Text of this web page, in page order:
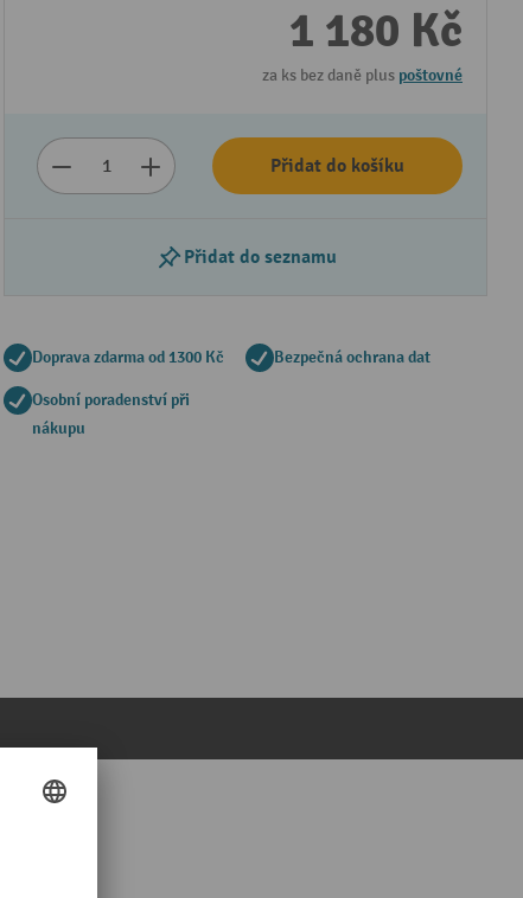
1 180 Kč
za ks bez daně plus poštovné
Přidat do košíku
Přidat do seznamu
Doprava zdarma od 1300 Kč Bezpečná ochrana dat
Osobní poradenství při
nákupu